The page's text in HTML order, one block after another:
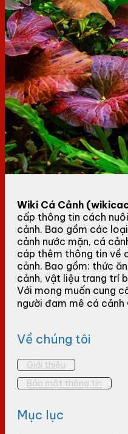
Wiki Cá Cảnh
cấp thông tin cách
cảnh. Bao gồm các
cảnh nước mặn, cá
cáp thêm thông tin về
cảnh. Bao gồm: thức
cảnh, vật liệu trang trí
Với mong muốn cung
người đam mê cá
Về chúng tôi
Giới thiệu
Bảo mật thông tin
Mục lục